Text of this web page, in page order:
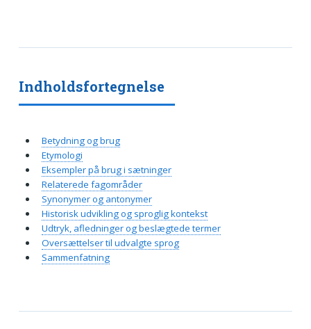
Indholdsfortegnelse
Betydning og brug
Etymologi
Eksempler på brug i sætninger
Relaterede fagområder
Synonymer og antonymer
Historisk udvikling og sproglig kontekst
Udtryk, afledninger og beslægtede termer
Oversættelser til udvalgte sprog
Sammenfatning